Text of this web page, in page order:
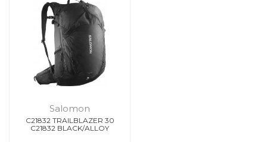
Salomon
C21832 TRAILBLAZER 30
C21832 BLACK/ALLOY